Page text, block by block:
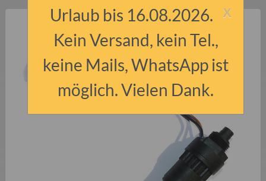
x
Urlaub bis 16.08.2026.
Kein Versand, kein Tel.,
keine Mails, WhatsApp ist
möglich. Vielen Dank.